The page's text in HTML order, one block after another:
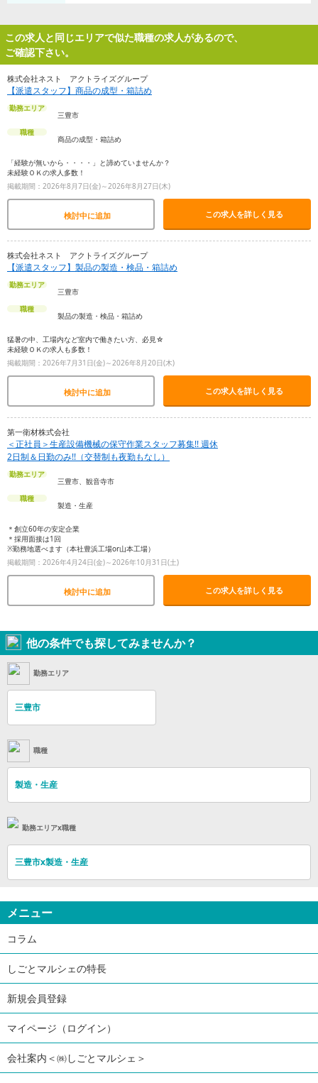
この求人と同じエリアで似た職種の求人があるので、
ご確認下さい。
株式会社ネスト アクトライズグループ
【派遣スタッフ】商品の成型・箱詰め
勤務エリア
三豊市
職種
商品の成型・箱詰め
「経験が無いから・・・・」と諦めていませんか？
未経験ＯＫの求人多数！
掲載期間：2026年8月7日(金)～2026年8月27日(木)
検討中に追加 この求人を詳しく見る
株式会社ネスト アクトライズグループ
【派遣スタッフ】製品の製造・検品・箱詰め
勤務エリア
三豊市
職種
製品の製造・検品・箱詰め
猛暑の中、工場内など室内で働きたい方、必見☆
未経験ＯＫの求人も多数！
掲載期間：2026年7月31日(金)～2026年8月20日(木)
検討中に追加 この求人を詳しく見る
第一衛材株式会社
＜正社員＞生産設備機械の保守作業スタッフ募集!! 週休
2日制＆日勤のみ!!（交替制も夜勤もなし）
勤務エリア
三豊市、観音寺市
職種
製造・生産
＊創立60年の安定企業
＊採用面接は1回
※勤務地選べます（本社豊浜工場or山本工場）
掲載期間：2026年4月24日(金)～2026年10月31日(土)
検討中に追加 この求人を詳しく見る
他の条件でも探してみませんか？
勤務エリア
三豊市
職種
製造・生産
勤務エリアx職種
三豊市x製造・生産
メニュー
コラム
しごとマルシェの特長
新規会員登録
マイページ（ログイン）
会社案内＜㈱しごとマルシェ＞